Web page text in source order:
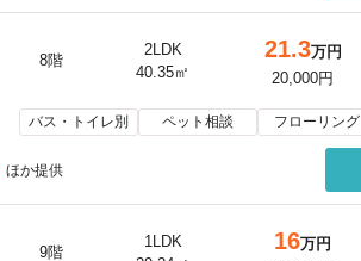
8階
2LDK
40.35㎡
21.3万円
20,000円
バス・トイレ別 ペット相談 フローリング
ほか提供
9階
1LDK
16万円